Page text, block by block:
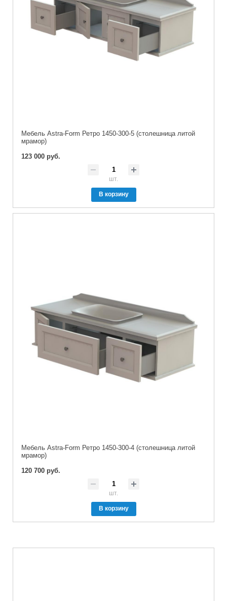
Мебель Astra-Form Ретро 1450-300-5 (столешница литой
мрамор)
123 000 руб.
шт.
В корзину
Мебель Astra-Form Ретро 1450-300-4 (столешница литой
мрамор)
120 700 руб.
шт.
В корзину